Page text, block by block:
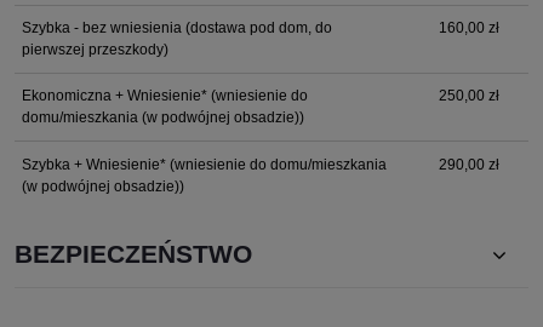
Szybka - bez wniesienia (dostawa pod dom, do
pierwszej przeszkody)
160,00 zł
Ekonomiczna + Wniesienie* (wniesienie do
domu/mieszkania (w podwójnej obsadzie))
250,00 zł
Szybka + Wniesienie* (wniesienie do domu/mieszkania
(w podwójnej obsadzie))
290,00 zł
BEZPIECZEŃSTWO